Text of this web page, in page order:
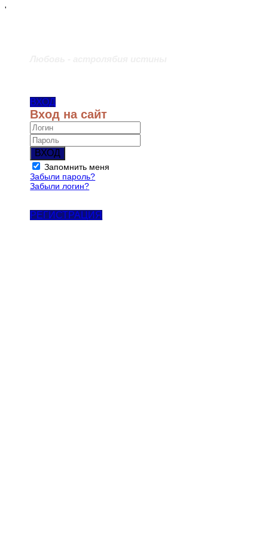
'
ВХОД
Вход на сайт
ВХОД
Запомнить меня
Забыли пароль?
Забыли логин?
РЕГИСТРАЦИЯ